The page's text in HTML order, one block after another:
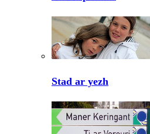
Stad ar yezh